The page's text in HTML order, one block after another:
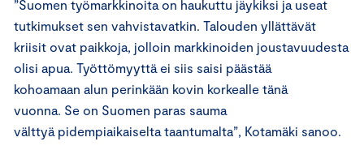
”Suomen työmarkkinoita on haukuttu jäykiksi ja useat
tutkimukset sen vahvistavatkin. Talouden yllättävät
kriisit ovat paikkoja, jolloin markkinoiden joustavuudesta
olisi apua. Työttömyyttä ei siis saisi päästää
kohoamaan alun perinkään kovin korkealle tänä
vuonna. Se on Suomen paras sauma
välttyä pidempiaikaiselta taantumalta”, Kotamäki sanoo.